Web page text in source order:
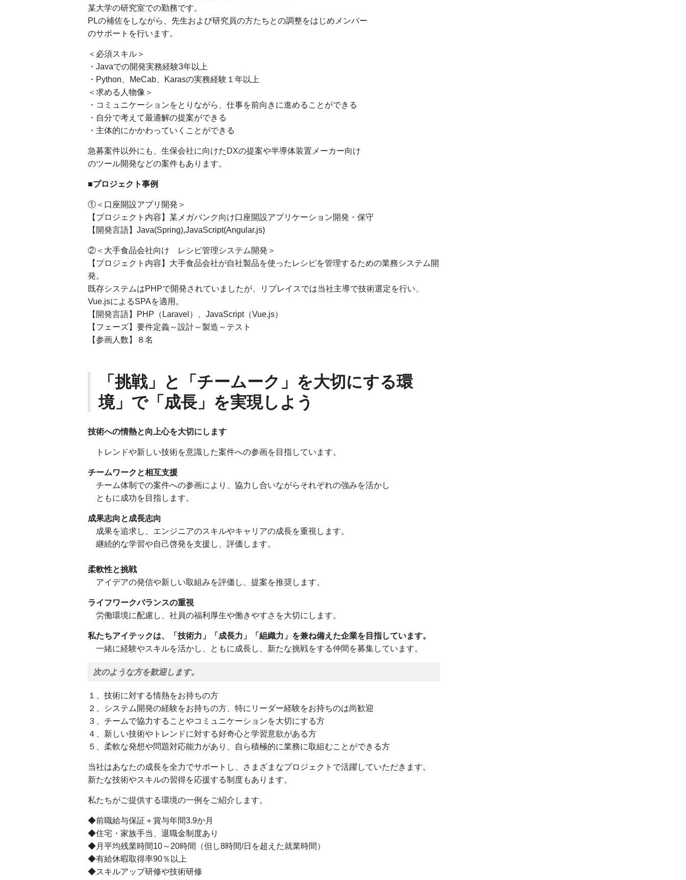
某大学の研究室での勤務です。
PLの補佐をしながら、先生および研究員の方たちとの調整をはじめメンバー
のサポートを行います。
＜必須スキル＞
・Javaでの開発実務経験3年以上
・Python、MeCab、Karasの実務経験１年以上
＜求める人物像＞
・コミュニケーションをとりながら、仕事を前向きに進めることができる
・自分で考えて最適解の提案ができる
・主体的にかかわっていくことができる
急募案件以外にも、生保会社に向けたDXの提案や半導体装置メーカー向け
のツール開発などの案件もあります。
■プロジェクト事例
①＜口座開設アプリ開発＞
【プロジェクト内容】某メガバンク向け口座開設アプリケーション開発・保守
【開発言語】Java(Spring),JavaScript(Angular.js)
②＜大手食品会社向け レシピ管理システム開発＞
【プロジェクト内容】大手食品会社が自社製品を使ったレシピを管理するための業務システム開
発。
既存システムはPHPで開発されていましたが、リプレイスでは当社主導で技術選定を行い、
Vue.jsによるSPAを適用。
【開発言語】PHP（Laravel）、JavaScript（Vue.js）
【フェーズ】要件定義～設計～製造～テスト
【参画人数】８名
「挑戦」と「チームーク」を大切にする環
境」で「成長」を実現しよう
技術への情熱と向上心を大切にします
トレンドや新しい技術を意識した案件への参画を目指しています。
チームワークと相互支援
チーム体制での案件への参画により、協力し合いながらそれぞれの強みを活かし
ともに成功を目指します。
成果志向と成長志向
成果を追求し、エンジニアのスキルやキャリアの成長を重視します。
継続的な学習や自己啓発を支援し、評価します。
柔軟性と挑戦
アイデアの発信や新しい取組みを評価し、提案を推奨します。
ライフワークバランスの重視
労働環境に配慮し、社員の福利厚生や働きやすさを大切にします。
私たちアイテックは、「技術力」「成長力」「組織力」を兼ね備えた企業を目指しています。
一緒に経験やスキルを活かし、ともに成長し、新たな挑戦をする仲間を募集しています。
次のような方を歓迎します。
１、技術に対する情熱をお持ちの方
２、システム開発の経験をお持ちの方、特にリーダー経験をお持ちのは尚歓迎
３、チームで協力することやコミュニケーションを大切にする方
４、新しい技術やトレンドに対する好奇心と学習意欲がある方
５、柔軟な発想や問題対応能力があり、自ら積極的に業務に取組むことができる方
当社はあなたの成長を全力でサポートし、さまざまなプロジェクトで活躍していただきます。
新たな技術やスキルの習得を応援する制度もあります。
私たちがご提供する環境の一例をご紹介します。
◆前職給与保証＋賞与年間3.9か月
◆住宅・家族手当、退職金制度あり
◆月平均残業時間10～20時間（但し8時間/日を超えた就業時間）
◆有給休暇取得率90％以上
◆スキルアップ研修や技術研修